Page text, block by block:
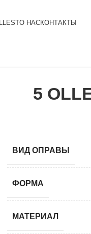
О НАСКОНТАКТЫ
5
ВИД ОПРАВЫ
ФОРМА
МАТЕРИАЛ